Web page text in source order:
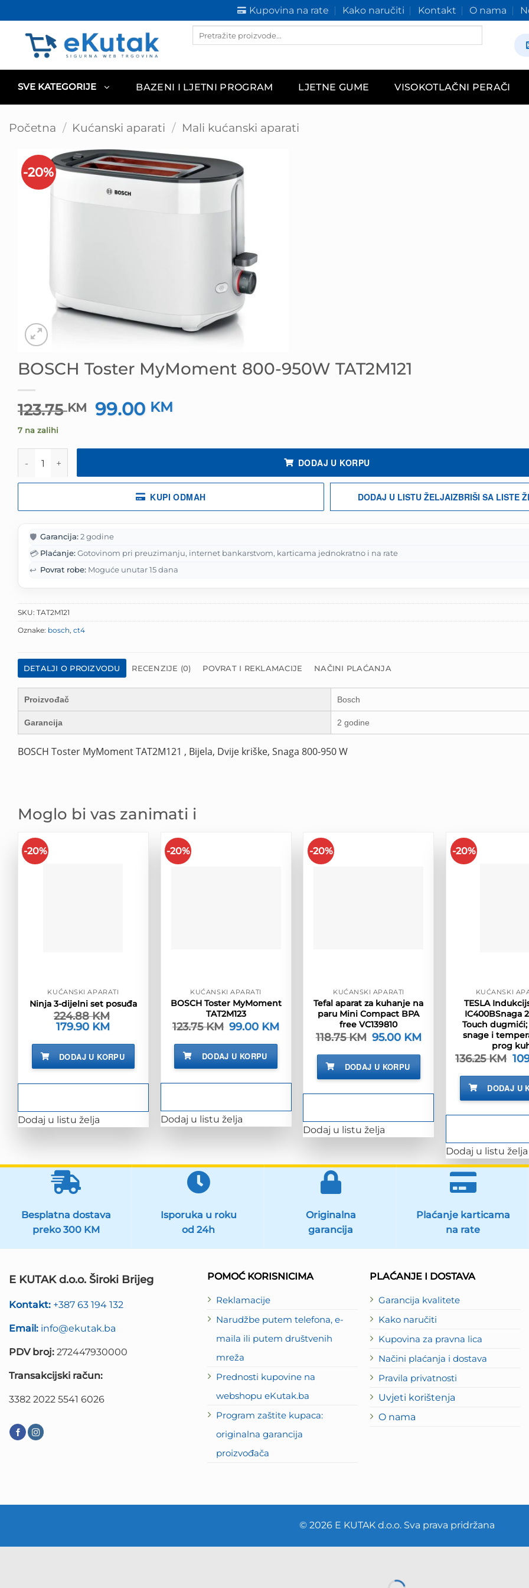
to
content
Kupovina na rate Kako naručiti Kontakt O nama
Products
SVE KATEGORIJE BAZENI I LJETNI PROGRAM LJETNE GUME VISOKOTLAČNI PERAČI
Početna / Kućanski aparati / Mali kućanski aparati
-20%
BOSCH Toster MyMoment 800-950W TAT2M121
123.75KM
Izvorna
cijena
je:
99.00 KM
99.00 KM.
7 na zalihi
DODAJ U KORPU
KUPI ODMAH DODAJ U LISTU ŽELJAIZBRIŠI SA LISTE
🛡️ Garancija:2 godine
💳 Plaćanje:Gotovinom pri preuzimanju, internet bankarstvom, karticama jednokratno i na rate
↩️ Povrat robe: Moguće unutar 15 dana
SKU: TAT2M121
Oznake: bosch, ct4
DETALJI O PROIZVODU RECENZIJE (0) POVRAT I REKLAMACIJE NAČINI PLAĆANJA
Proizvođač Bosch
Garancija 2 godine
BOSCH Toster MyMoment TAT2M121 , Bijela, Dvije kriške, Snaga 800-950 W
Moglo bi vas zanimati i
-20%
KUĆANSKI APARATI
Ninja 3-dijelni set posuđa
224.88KM
Izvorna
cijena
bila
224.88 KM.
179.90 KM
je:
DODAJ U KORPU
Dodaj u listu želja
-20%
KUĆANSKI APARATI
BOSCH Toster MyMoment
TAT2M123
123.75KM Izvorna
cijena
bila
123.75 KM.
99.00 KM
DODAJ U KORPU
Dodaj u listu želja
-20%
KUĆANSKI APARATI
Tefal aparat za kuhanje na
paru Mini Compact BPA
free VC139810
118.75KM Izvorna
cijena
bila
118.75 KM.
95.00 KM
95.00 KM.
DODAJ U KORPU
Dodaj u listu želja
-20%
KUĆANSKI
TESLA
IC400BSnaga
Touch
snage i
prog
136.25KM
bila
DODAJ U
Dodaj u listu želja
Besplatna dostava
preko 300 KM
Isporuka u roku
od 24h
Originalna
garancija
Plaćanje karticama
na rate
E KUTAK d.o.o. Široki Brijeg
Kontakt: +387 63 194 132
Email: info@ekutak.ba
PDV broj: 272447930000
Transakcijski račun:
3382 2022 5541 6026
POMOĆ KORISNICIMA
Reklamacije
Narudžbe putem telefona, e-
maila ili putem društvenih
mreža
Prednosti kupovine na
webshopu eKutak.ba
Program zaštite kupaca:
originalna garancija
proizvođača
PLAĆANJE I DOSTAVA
Garancija kvalitete
Kako naručiti
Kupovina za pravna lica
Načini plaćanja i dostava
Pravila privatnosti
Uvjeti korištenja
O nama
© 2026 E KUTAK d.o.o. Sva prava pridržana